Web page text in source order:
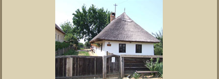
Magyar Nemzeti Múzeum Vay Ádám Muzeális Gyűjteménye